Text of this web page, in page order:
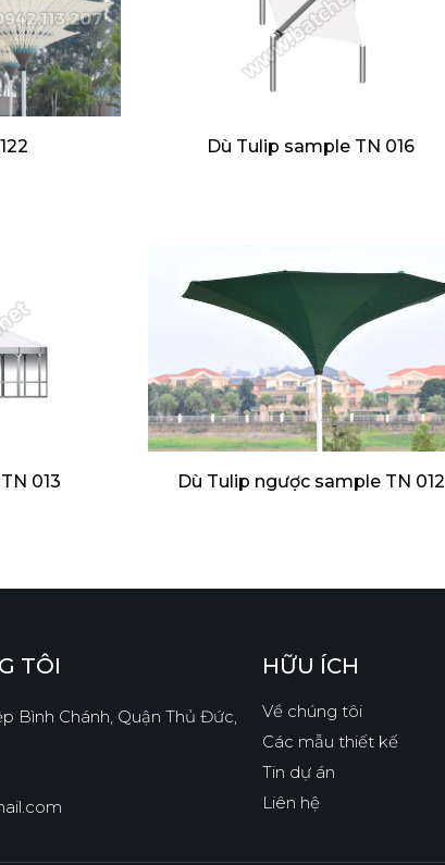
Dù Tulip sample TN 016
013 Dù Tulip ngược sample TN 012
TÔI
Bình Chánh, Quận Thủ Đức,
HỮU ÍCH
Về chúng tôi
Các mẫu thiết kế
Tin dự án
Liên hệ